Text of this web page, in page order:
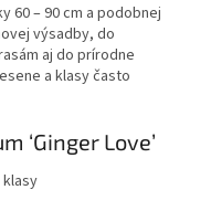
60 – 90 cm a podobnej
výsadby, do
aj do prírodne
a klasy často
‘Ginger Love’